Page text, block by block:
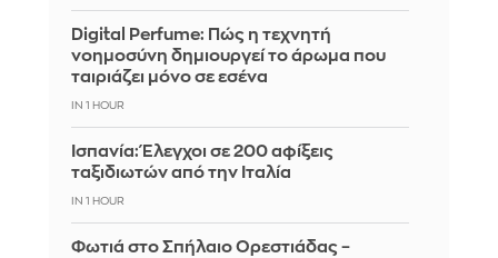
Digital Perfume: Πώς η τεχνητή
νοημοσύνη δημιουργεί το άρωμα που
ταιριάζει μόνο σε εσένα
IN 1 HOUR
Ισπανία: Έλεγχοι σε 200 αφίξεις
ταξιδιωτών από την Ιταλία
IN 1 HOUR
Φωτιά στο Σπήλαιο Ορεστιάδας –